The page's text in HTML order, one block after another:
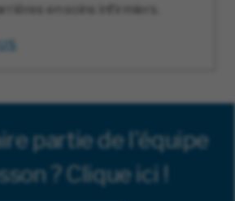
en soins infirmiers.
partie de l'équipe
? Clique ici !